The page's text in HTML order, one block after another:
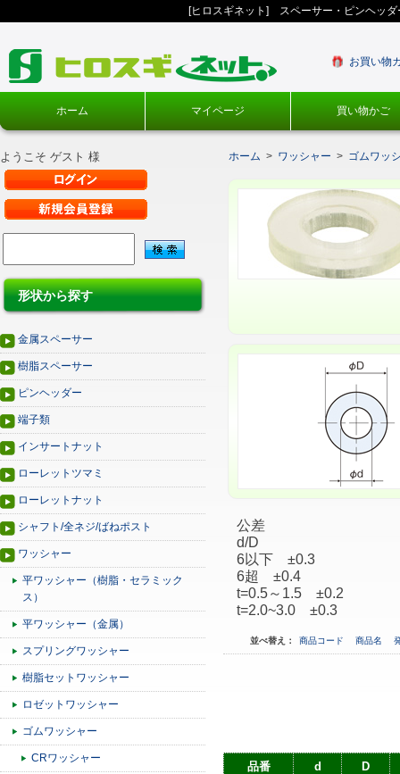
[ヒロスギネット] スペーサー・ピンヘッ
お買い物
ホーム マイページ 買い物かご
ようこそ ゲスト 様
形状から探す
金属スペーサー
樹脂スペーサー
ピンヘッダー
端子類
インサートナット
ローレットツマミ
ローレットナット
シャフト/全ネジ/ばねポスト
ワッシャー
平ワッシャー（樹脂・セラミック
ス）
平ワッシャー（金属）
スプリングワッシャー
樹脂セットワッシャー
ロゼットワッシャー
ゴムワッシャー
CRワッシャー
ホーム > ワッシャー > ゴムワッ
公差
d/D
6以下 ±0.3
6超 ±0.4
t=0.5～1.5 ±0.2
t=2.0~3.0 ±0.3
並べ替え： 商品コード 商品名
品番 d D